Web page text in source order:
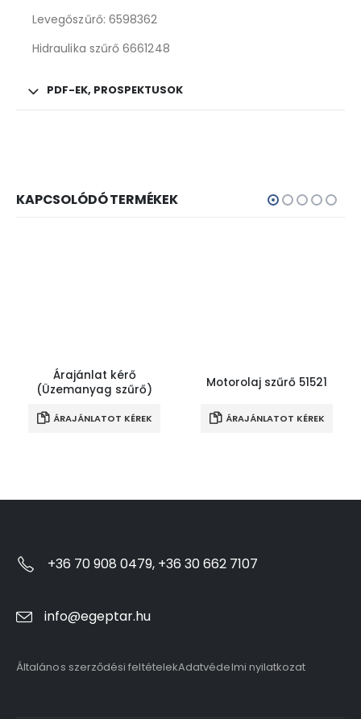
Levegőszűrő: 6598362
Hidraulika szűrő 6661248
PDF-EK, PROSPEKTUSOK
KAPCSOLÓDÓ TERMÉKEK
Árajánlat kérő
(Üzemanyag szűrő)
ÁRAJÁNLATOT KÉREK
Motorolaj szűrő 51521
ÁRAJÁNLATOT KÉREK
+36 70 908 0479, +36 30 662 7107
info@egeptar.hu
Általános szerződési feltételekAdatvédelmi nyilatkozat